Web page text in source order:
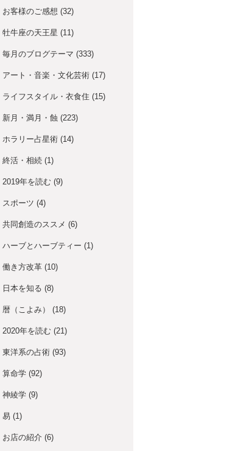
お客様のご感想 (32)
牡牛座の天王星 (11)
毎月のブログテーマ (333)
アート・音楽・文化芸術 (17)
ライフスタイル・衣食住 (15)
新月・満月・蝕 (223)
ホラリー占星術 (14)
終活・相続 (1)
2019年を読む (9)
スポーツ (4)
共同創造のススメ (6)
ハーブとハーブティー (1)
働き方改革 (10)
日本を知る (8)
暦（こよみ） (18)
2020年を読む (21)
東洋系の占術 (93)
算命学 (92)
神綾学 (9)
易 (1)
お店の紹介 (6)